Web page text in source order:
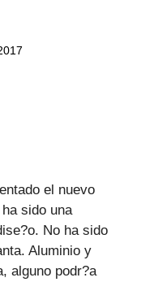
el nuevo
sido una
No ha sido
Aluminio y
alguno podr?a